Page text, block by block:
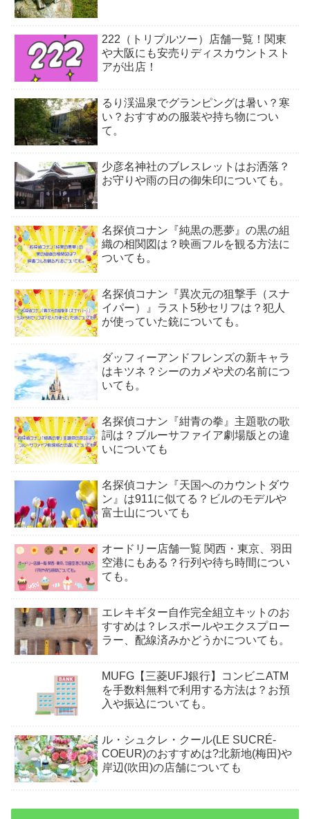
222（トリプルツー）店舗一覧！関東
や大阪にも安売りディスカウントスト
アが出店！
るり渓温泉でグランピングは暑い？寒
い？おすすめの服装や持ち物につい
て。
少彦名神社のブレスレットはお洒落？
お守りや雨の日の御朱印についても。
名探偵コナン『純黒の悪夢』の黒の組
織の相関図は？映画フルを観る方法に
ついても。
名探偵コナン『異次元の狙撃手（スナ
イパー）』ラスト5秒セリフは？犯人
が使っていた銃についても。
ダッフィーアンドフレンズの新キャラ
はキツネ？シーのカメや犬の名前につ
いても。
名探偵コナン『紺青の拳』主題歌の歌
詞は？ブルーサファイア劇場版との違
いについても
名探偵コナン『天国へのカウントダウ
ン』は911に似てる？ビルのモデルや
富士山についても
オードリー店舗一覧 関西・東京、羽田
空港にもある？行列や待ち時間につい
ても。
エレキギター自作完全組立キットのお
すすめは？レスポールやエクスプロー
ラー、配線済みかどうかについても。
MUFG【三菱UFJ銀行】コンビニATM
を手数料無料で利用する方法は？お預
入や振込についても。
ル・シュクレ・クール(LE SUCRÉ-
COEUR)のおすすめは?北新地(梅田)や
岸辺(吹田)の店舗についても